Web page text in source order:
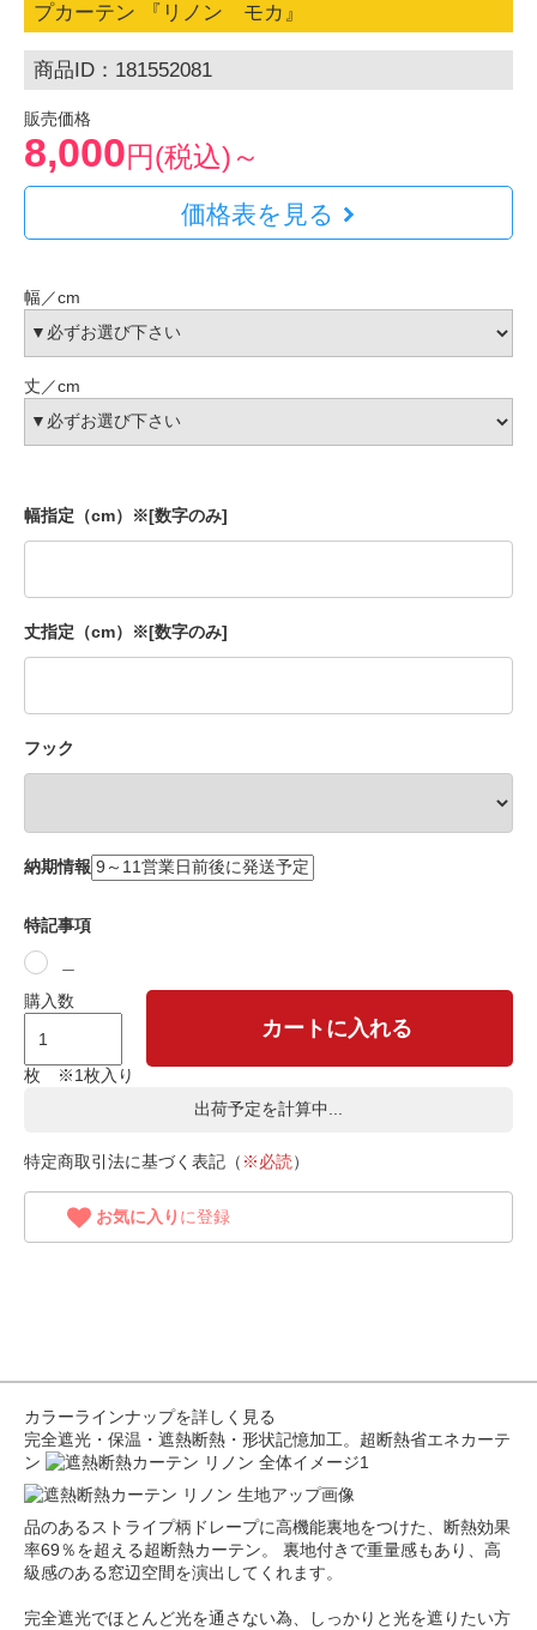
プカーテン 『リノン モカ』
商品ID：181552081
販売価格
8,000円(税込)～
価格表を見る
幅／cm
丈／cm
幅指定（cm）※[数字のみ]
丈指定（cm）※[数字のみ]
フック
納期情報
特記事項
購入数
枚 ※1枚入り
カートに入れる
出荷予定を計算中...
特定商取引法に基づく表記（ ※必読）
お気に入り に登録
カラーラインナップを詳しく見る
完全遮光・保温・遮熱断熱・形状記憶加工。超断熱省エネカーテ
ン
品のあるストライプ柄ドレープに高機能裏地をつけた、断熱効果
率69％を超える超断熱カーテン。 裏地付きで重量感もあり、高
級感のある窓辺空間を演出してくれます。
完全遮光でほとんど光を通さない為、しっかりと光を遮りたい方